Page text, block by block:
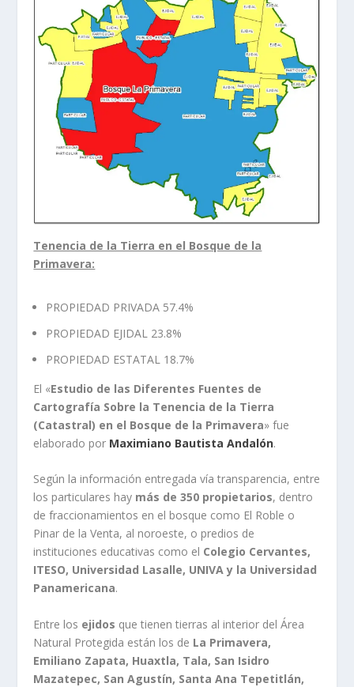
Tenencia de la Tierra en el Bosque de la
Primavera:
PROPIEDAD PRIVADA 57.4%
PROPIEDAD EJIDAL 23.8%
PROPIEDAD ESTATAL 18.7%
El «Estudio de las Diferentes Fuentes de
Cartografía Sobre la Tenencia de la Tierra
(Catastral) en el Bosque de la Primavera» fue
elaborado por Maximiano Bautista Andalón.
Según la información entregada vía transparencia, entre
los particulares hay más de 350 propietarios, dentro
de fraccionamientos en el bosque como El Roble o
Pinar de la Venta, al noroeste, o predios de
instituciones educativas como el Colegio Cervantes,
ITESO, Universidad Lasalle, UNIVA y la Universidad
Panamericana.
Entre los ejidos que tienen tierras al interior del Área
Natural Protegida están los de La Primavera,
Emiliano Zapata, Huaxtla, Tala, San Isidro
Mazatepec, San Agustín, Santa Ana Tepetitlán,